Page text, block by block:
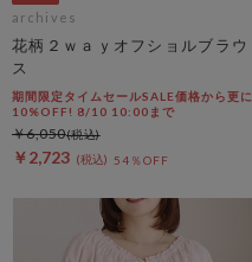
archives
花柄２ｗａｙオフショルブラウ
ス
期間限定タイムセールSALE価格から更に
10%OFF! 8/10 10:00まで
￥2,723 54％OFF
￥6,050